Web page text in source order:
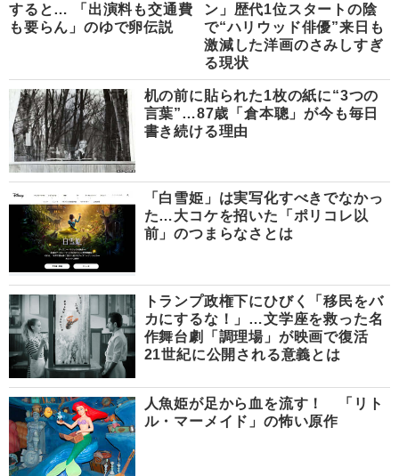
すると… 「出演料も交通費
も要らん」のゆで卵伝説
ン」歴代1位スタートの陰
で“ハリウッド俳優”来日も
激減した洋画のさみしすぎ
る現状
机の前に貼られた1枚の紙に“3つの
言葉”…87歳「倉本聰」が今も毎日
書き続ける理由
「白雪姫」は実写化すべきでなかっ
た…大コケを招いた「ポリコレ以
前」のつまらなさとは
トランプ政権下にひびく「移民をバ
カにするな！」…文学座を救った名
作舞台劇「調理場」が映画で復活
21世紀に公開される意義とは
人魚姫が足から血を流す！ 「リト
ル・マーメイド」の怖い原作